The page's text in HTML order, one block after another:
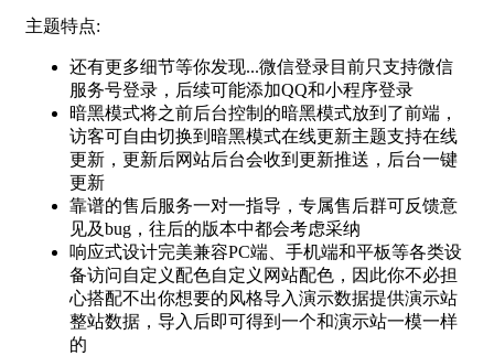
主题特点:
还有更多细节等你发现...微信登录目前只支持微信
服务号登录，后续可能添加QQ和小程序登录
暗黑模式将之前后台控制的暗黑模式放到了前端，
访客可自由切换到暗黑模式在线更新主题支持在线
更新，更新后网站后台会收到更新推送，后台一键
更新
靠谱的售后服务一对一指导，专属售后群可反馈意
见及bug，往后的版本中都会考虑采纳
响应式设计完美兼容PC端、手机端和平板等各类设
备访问自定义配色自定义网站配色，因此你不必担
心搭配不出你想要的风格导入演示数据提供演示站
整站数据，导入后即可得到一个和演示站一模一样
的